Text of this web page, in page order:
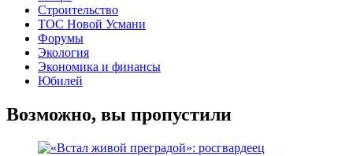
Строительство
ТОС Новой Усмани
Форумы
Экология
Экономика и финансы
Юбилей
Возможно, вы пропустили